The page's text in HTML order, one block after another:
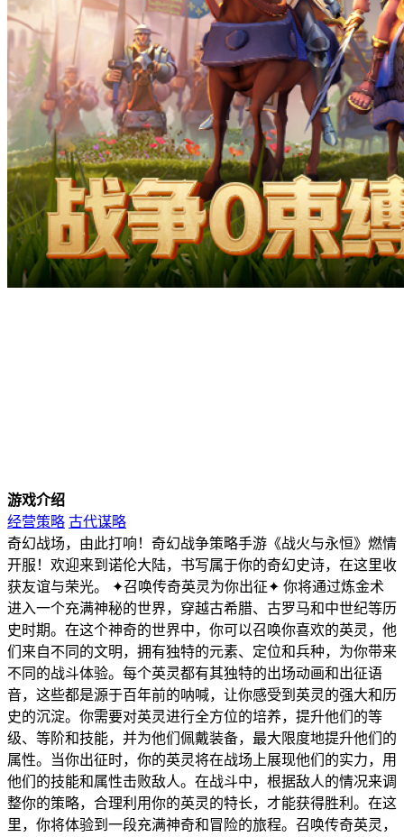
游戏介绍
经营策略 古代谋略
奇幻战场，由此打响！奇幻战争策略手游《战火与永恒》燃情
开服！欢迎来到诺伦大陆，书写属于你的奇幻史诗，在这里收
获友谊与荣光。 ✦召唤传奇英灵为你出征✦ 你将通过炼金术
进入一个充满神秘的世界，穿越古希腊、古罗马和中世纪等历
史时期。在这个神奇的世界中，你可以召唤你喜欢的英灵，他
们来自不同的文明，拥有独特的元素、定位和兵种，为你带来
不同的战斗体验。每个英灵都有其独特的出场动画和出征语
音，这些都是源于百年前的呐喊，让你感受到英灵的强大和历
史的沉淀。你需要对英灵进行全方位的培养，提升他们的等
级、等阶和技能，并为他们佩戴装备，最大限度地提升他们的
属性。当你出征时，你的英灵将在战场上展现他们的实力，用
他们的技能和属性击败敌人。在战斗中，根据敌人的情况来调
整你的策略，合理利用你的英灵的特长，才能获得胜利。在这
里，你将体验到一段充满神奇和冒险的旅程。召唤传奇英灵，